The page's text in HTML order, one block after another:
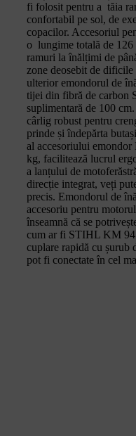
fi folosit pentru a tăia
confortabil pe sol, de
copacilor. Accesoriul
o lungime totală de 126
ramuri la înălțimi de
zone deosebit de
ulterior emondorul de
tijei din fibră de carbon
suplimentară de 100
cârlig robust pentru
prinde și îndepărta
al accesoriului
kg, facilitează lucrul
a lanțului de
direcție integrat, veți
precis. Emondorul de
accesoriu pentru
înseamnă că se
cum ar fi STIHL KM
cuplare rapidă cu șurub
pot fi conectate în cel